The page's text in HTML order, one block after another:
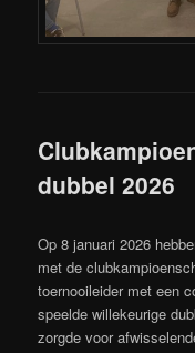
dubbel 2026
Op 8 januari 2026
met de
toernooileider met een
speelde willekeurige
zorgde voor